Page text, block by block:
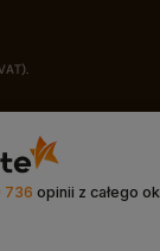
736 opinii z całego